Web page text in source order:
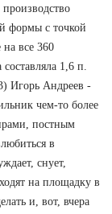
формы с точкой
на все 360
1,6 п.
Игорь Андреев -
чем-то более
постным
в
снует,
на площадку в
и, вот, вчера